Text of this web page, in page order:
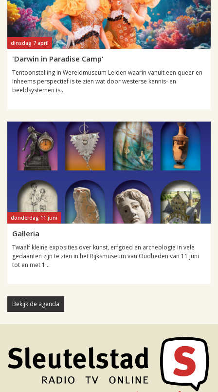
dinsdag 7 april
'Darwin in Paradise Camp'
Tentoonstelling in Wereldmuseum Leiden waarin vanuit een queer en
inheems perspectief is te zien wat door westerse kennis- en
beeldsystemen is...
donderdag 11 juni
Galleria
Twaalf kleine exposities over kunst, erfgoed en archeologie in vele
gedaanten zijn te zien in het Rijksmuseum van Oudheden van 11 juni
tot en met 1...
Bekijk de agenda